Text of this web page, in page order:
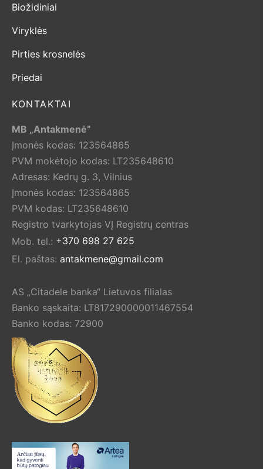
Biožidiniai
Viryklės
Pirties krosnelės
Priedai
KONTAKTAI
MB „Antakmenė”
Įmonės kodas: 123564865
PVM mokėtojo kodas: LT235648610
Adresas: Kedrų g. 3, Vilnius
Įmonės kodas: 123564865
PVM kodas: LT235648610
Registro tvarkytojas VĮ Registrų centras
Mob. tel.: +370 698 27 625
El. paštas: antakmene@gmail.com
AS „Citadele banka“ Lietuvos filialas
Banko sąskaita: LT817290000011467554
Banko kodas: 72900